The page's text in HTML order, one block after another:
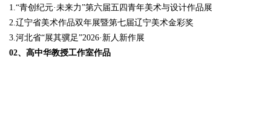
1.“青创纪元·未来力”第六届五四青年美术与设计作品展
2.辽宁省美术作品双年展暨第七届辽宁美术金彩奖
3.河北省“展其骥足”2026·新人新作展
02、高中华教授工作室作品